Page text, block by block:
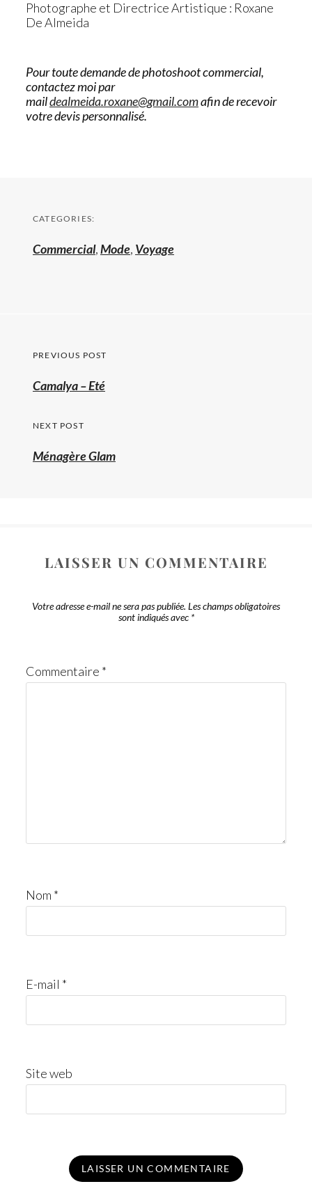
Photographe et Directrice Artistique : Roxane
De Almeida
Pour toute demande de photoshoot commercial,
contactez moi par
maildealmeida.roxane@gmail.comafin de recevoir
votre devis personnalisé.
CATEGORIES:
Commercial,Mode, Voyage
Navigation
de
PREVIOUS POST
Previous
Camalya – Eté
NEXT POST
Ménagère Glam
LAISSER UN COMMENTAIRE
Votre adresse e-mail ne sera pas publiée. Les champs obligatoires
sont indiqués avec *
Commentaire *
Nom *
E-mail *
Site web